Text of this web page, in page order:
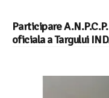
Participare
oficiala a Targului